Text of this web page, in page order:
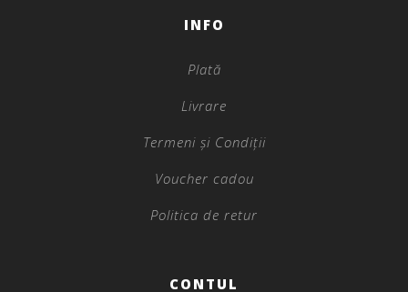
INFO
Plată
Livrare
Termeni și Condiții
Voucher cadou
Politica de retur
CONTUL